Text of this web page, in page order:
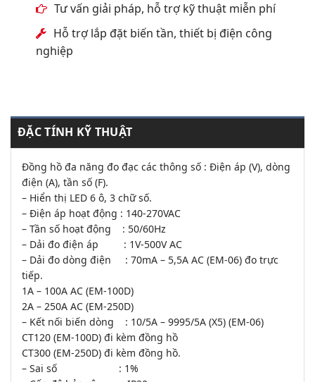
Tư vấn giải pháp, hỗ trợ kỹ thuật miễn phí
Hỗ trợ lắp đặt biến tần, thiết bị điện công
nghiệp
ĐẶC TÍNH KỸ THUẬT
Đồng hồ đa năng đo đạc các thông số : Điện áp (V), dòng
điện (A), tần số (F).
– Hiển thị LED 6 ô, 3 chữ số.
– Điện áp hoạt động : 140-270VAC
– Tần số hoạt động : 50/60Hz
– Dải đo điện áp : 1V-500V AC
– Dải đo dòng điện : 70mA – 5,5A AC (EM-06) đo trực
tiếp.
1A – 100A AC (EM-100D)
2A – 250A AC (EM-250D)
– Kết nối biến dòng : 10/5A – 9995/5A (X5) (EM-06)
CT120 (EM-100D) đi kèm đồng hồ
CT300 (EM-250D) đi kèm đồng hồ.
– Sai số : 1%